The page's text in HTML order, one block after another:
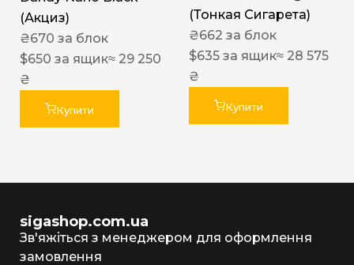
(Акциз)
₴670 за блок
$650 за ящик≈ 29 250
₴
Купити
(Тонкая Сигарета)
₴662 за блок
$635 за ящик≈ 28 575
₴
Купити
sigashop.com.ua
Зв'яжіться з менеджером для оформлення
замовлення